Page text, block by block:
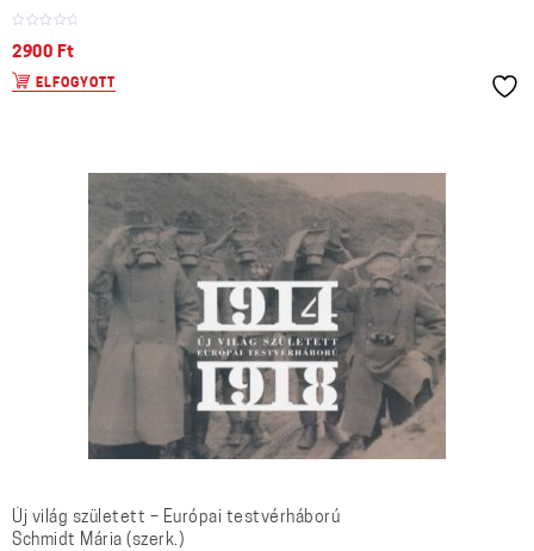
2900 Ft
ELFOGYOTT
Új világ született – Európai testvérháború
Schmidt Mária (szerk.)